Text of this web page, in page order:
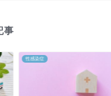
事
性感染症